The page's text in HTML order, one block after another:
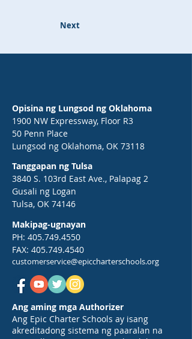
Next
Opisina ng Lungsod ng Oklahoma
1900 NW Expressway, Floor R3
50 Penn Place
Lungsod ng Oklahoma, OK 73118
Tanggapan ng Tulsa
3840 S. 103rd East Ave., Palapag 2
Gusali ng Logan
Tulsa, OK 74146
Makipag-ugnayan
PH: 405.749.4550
FAX: 405.749.4540
customerservice@epiccharterschools.org
Ang aming mga Authorizer
Ang Epic Charter Schools ay isang
akreditadong sistema ng paaralan na